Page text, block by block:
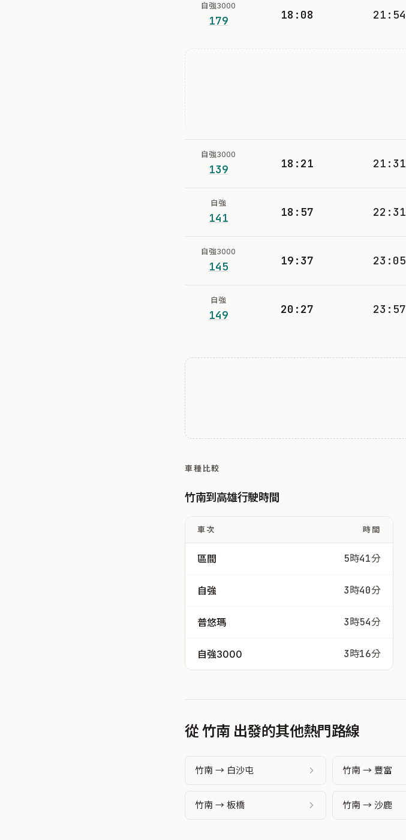
自強3000
179 18:08 21:54
自強3000
139 18:21 21:31
自強
141 18:57 22:31
自強3000
145 19:37 23:05
自強
149 20:27 23:57
車種比較
竹南到高雄行駛時間
車次 時間
區間 5時41分
自強 3時40分
普悠瑪 3時54分
自強3000 3時16分
從 竹南 出發的其他熱門路線
竹南 → 白沙屯 竹南 → 豐富
竹南 → 板橋 竹南 → 沙鹿